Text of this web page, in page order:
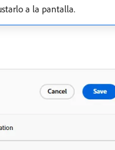
a la pantalla.